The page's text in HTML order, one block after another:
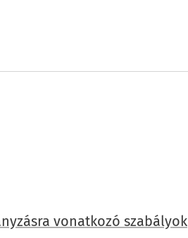
vonatkozó szabályok